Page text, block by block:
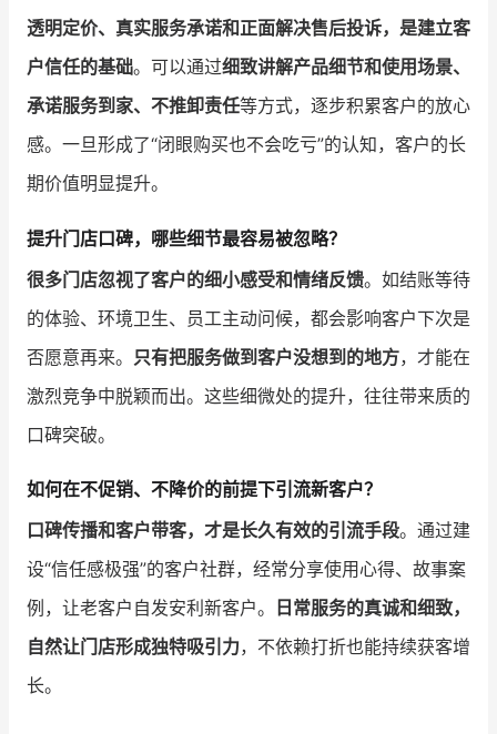
透明定价、真实服务承诺和正面解决售后投诉，是建立客
户信任的基础。可以通过细致讲解产品细节和使用场景、
承诺服务到家、不推卸责任等方式，逐步积累客户的放心
感。一旦形成了“闭眼购买也不会吃亏”的认知，客户的长
期价值明显提升。
提升门店口碑，哪些细节最容易被忽略？
很多门店忽视了客户的细小感受和情绪反馈。如结账等待
的体验、环境卫生、员工主动问候，都会影响客户下次是
否愿意再来。 只有把服务做到客户没想到的地方，才能在
激烈竞争中脱颖而出。这些细微处的提升，往往带来质的
口碑突破。
如何在不促销、不降价的前提下引流新客户？
口碑传播和客户带客，才是长久有效的引流手段。通过建
设“信任感极强”的客户社群，经常分享使用心得、故事案
例，让老客户自发安利新客户。
日常服务的真诚和细致，
自然让门店形成独特吸引力，不依赖打折也能持续获客增
长。